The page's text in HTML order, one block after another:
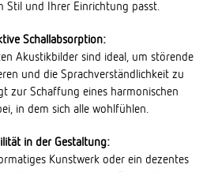
Stil und Ihrer Einrichtung passt.
Schallabsorption:
Akustikbilder sind ideal, um störende
und die Sprachverständlichkeit zu
zur Schaffung eines harmonischen
in dem sich alle wohlfühlen.
in der Gestaltung:
Kunstwerk oder ein dezentes